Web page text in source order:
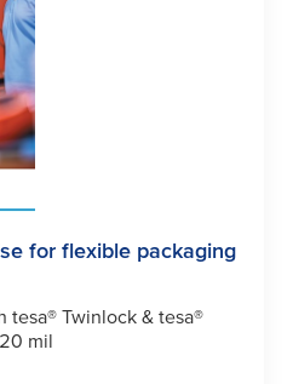
for flexible packaging
tesa® Twinlock & tesa®
mil